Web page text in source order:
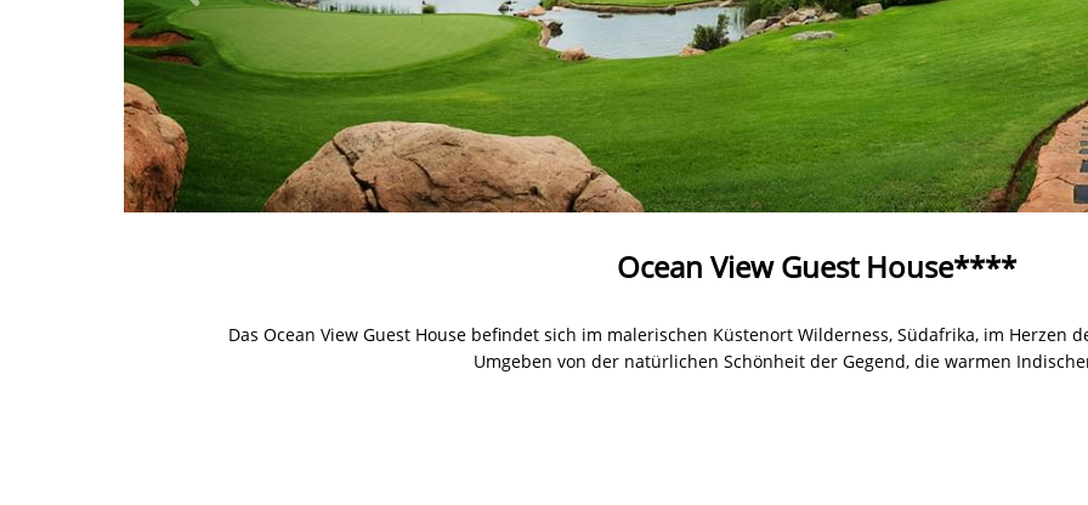
Ocean View Guest House****
Das Ocean View Guest House befindet sich im malerischen Küstenort Wilderness, Südafrika, im Herzen
Umgeben von der natürlichen Schönheit der Gegend, die warmen